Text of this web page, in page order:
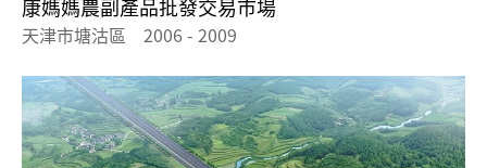
康媽媽農副產品批發交易市場
天津市塘沽區 2006 - 2009